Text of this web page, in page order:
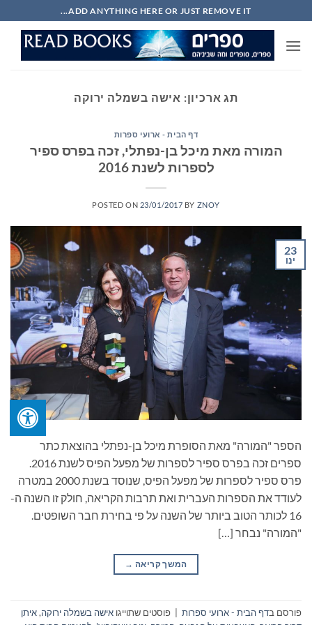
to
content
ADD ANYTHING HERE OR JUST REMOVE IT...
תג ארכיון: אישה בשמלה ירוקה
דף הבית - ארועי ספרות
המורה מאת מיכל בן-נפתלי, זכה בפרס ספיר
לספרות לשנת 2016
POSTED ON 23/01/2017 BY ZNOY
23
ינו
הספר "המורה" מאת הסופרת מיכל בן-נפתלי בהוצאת כתר
ספרים זכה בפרס ספיר לספרות של מפעל הפיס לשנת 2016.
פרס ספיר לספרות של מפעל הפיס, שנוסד בשנת 2000 במטרה
לעודד את הספרות העברית ואת תרבות הקריאה, חולק זו השנה ה-
16 לכותר הטוב ביותר של השנה על פי בחירת חבר השופטים.
"המורה" נבחר […]
המשך קריאה →
פורסם בדף הבית - ארועי ספרות פוסטים שתוייגו אישה בשמלה ירוקה,איתן